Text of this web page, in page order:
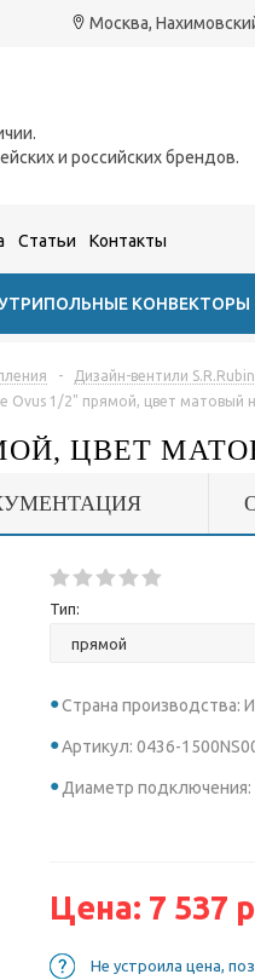
Москва,
и российских брендов.
Статьи Контакты
КОНВЕКТОРЫ
- Дизайн-вентили
Ovus 1/2" прямой, цвет матовый
ЦВЕТ
Тип:
Страна производства:
Артикул: 0436-
Диаметр подключения:
Цена: 7 537
Не устроила цена,